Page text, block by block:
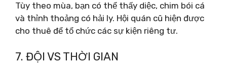
Tùy theo mùa, bạn có thể thấy diệc, chim bói cá
và thỉnh thoảng có hải ly. Hội quán cũ hiện được
cho thuê để tổ chức các sự kiện riêng tư.
7. ĐỘI VS THỜI GIAN